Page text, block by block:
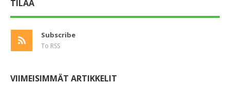
TILAA
Subscribe
To RSS
VIIMEISIMMÄT ARTIKKELIT